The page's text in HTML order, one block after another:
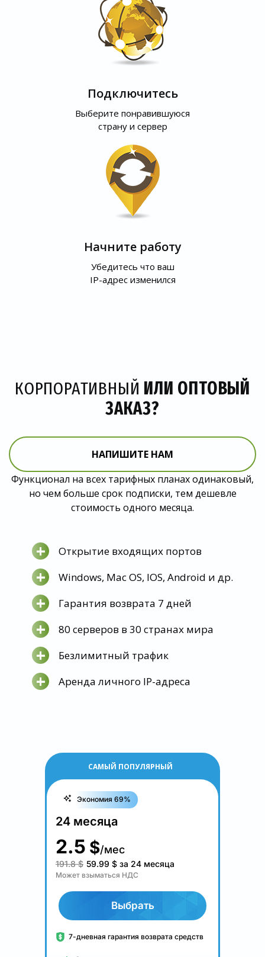
Подключитесь
Выберите понравившуюся
страну и сервер
Начните работу
Убедитесь что ваш
IP-адрес изменился
КОРПОРАТИВНЫЙ ИЛИ ОПТОВЫЙ
ЗАКАЗ?
НАПИШИТЕ НАМ
Функционал на всех тарифных планах одинаковый,
но чем больше срок подписки, тем дешевле
стоимость одного месяца.
+ Открытие входящих портов
+ Windows, Mac OS, IOS, Android и др.
+ Гарантия возврата 7 дней
+ 80 серверов в 30 странах мира
+ Безлимитный трафик
+ Аренда личного IP-адреса
САМЫЙ ПОПУЛЯРНЫЙ
Экономия 69%
24 месяца
2.5 $/мес
191.8 $ 59.99 $ за 24 месяца
Может взыматься НДС
Выбрать
7-дневная гарантия возврата средств